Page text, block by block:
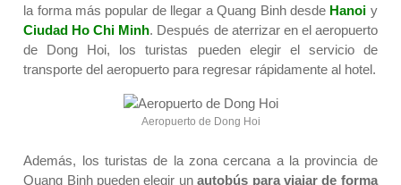
la forma más popular de llegar a Quang Binh desde Hanoi y
Ciudad Ho Chi Minh. Después de aterrizar en el aeropuerto
de Dong Hoi, los turistas pueden elegir el servicio de
transporte del aeropuerto para regresar rápidamente al hotel.
Aeropuerto de Dong Hoi
Además, los turistas de la zona cercana a la provincia de
Quang Binh pueden elegir unautobús para viajar de forma